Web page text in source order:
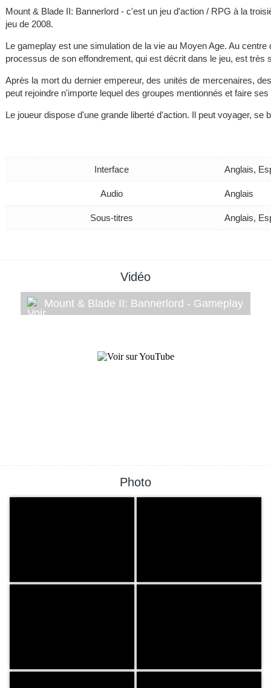
Mount & Blade II: Bannerlord - c'est un jeu d'action / RPG à la
jeu de 2008.
Le gameplay est une simulation de la vie au Moyen Age. Au
processus de son effondrement, qui est décrit dans le jeu, est très
Après la mort du dernier empereur, des unités de mercenaires,
peut rejoindre n'importe lequel des groupes mentionnés et faire
Le joueur dispose d'une grande liberté d'action. Il peut voyager,
Interface Anglais,
Audio Anglais
Sous-titres Anglais,
Vidéo
Mount & Blade II: Bannerlord - Gameplay
Photo